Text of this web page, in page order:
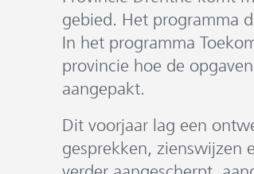
gebied. Het programma
In het programma
provincie hoe de
aangepakt.
Dit voorjaar lag een
gesprekken, zienswijzen